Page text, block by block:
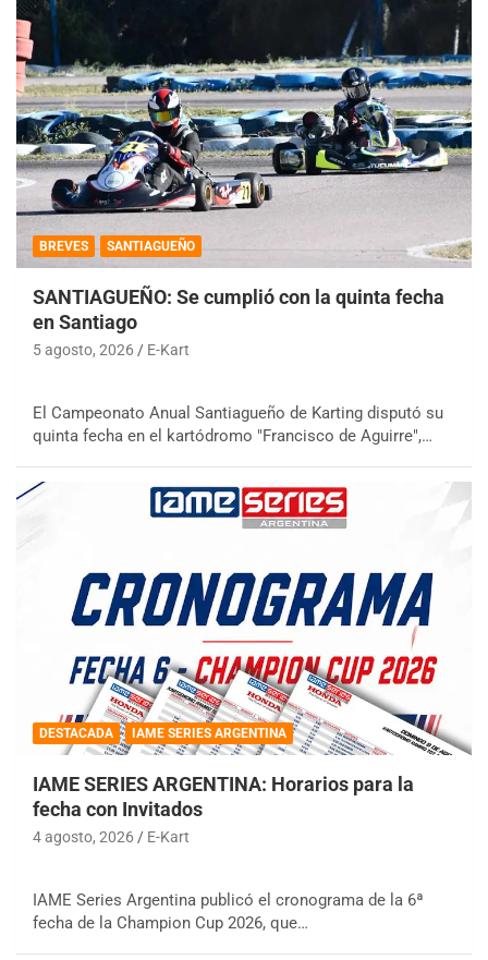
BREVES SANTIAGUEÑO
SANTIAGUEÑO: Se cumplió con la quinta fecha
en Santiago
5 agosto, 2026 E-Kart
El Campeonato Anual Santiagueño de Karting disputó su
quinta fecha en el kartódromo "Francisco de Aguirre",…
DESTACADA IAME SERIES ARGENTINA
IAME SERIES ARGENTINA: Horarios para la
fecha con Invitados
4 agosto, 2026 E-Kart
IAME Series Argentina publicó el cronograma de la 6ª
fecha de la Champion Cup 2026, que…